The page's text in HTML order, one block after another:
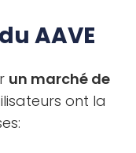
AAVE
un marché de
ont la